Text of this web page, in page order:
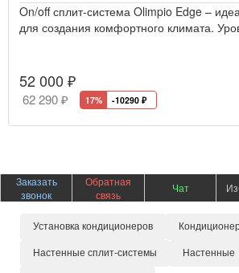
On/off сплит-система Olimpio Edge –
для создания комфортного климата.
52 000 ₽
62 290 ₽ 17% -10290 ₽
Заказать
звонок
Обратная
связь
Чат
Установка кондиционеров
Настенные сплит-системы Настенные